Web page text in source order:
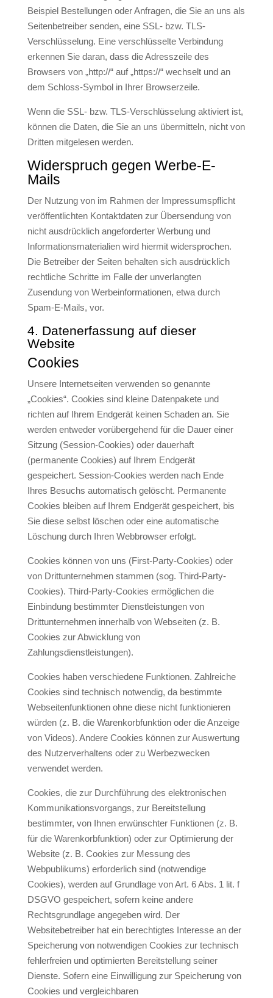
Beispiel Bestellungen oder Anfragen, die Sie an uns als
Seitenbetreiber senden, eine SSL- bzw. TLS-
Verschlüsselung. Eine verschlüsselte Verbindung
erkennen Sie daran, dass die Adresszeile des
Browsers von „http://“ auf „https://“ wechselt und an
dem Schloss-Symbol in Ihrer Browserzeile.
Wenn die SSL- bzw. TLS-Verschlüsselung aktiviert ist,
können die Daten, die Sie an uns übermitteln, nicht von
Dritten mitgelesen werden.
Widerspruch gegen Werbe-E-
Mails
Der Nutzung von im Rahmen der Impressumspflicht
veröffentlichten Kontaktdaten zur Übersendung von
nicht ausdrücklich angeforderter Werbung und
Informationsmaterialien wird hiermit widersprochen.
Die Betreiber der Seiten behalten sich ausdrücklich
rechtliche Schritte im Falle der unverlangten
Zusendung von Werbeinformationen, etwa durch
Spam-E-Mails, vor.
4. Datenerfassung auf dieser
Website
Cookies
Unsere Internetseiten verwenden so genannte
„Cookies“. Cookies sind kleine Datenpakete und
richten auf Ihrem Endgerät keinen Schaden an. Sie
werden entweder vorübergehend für die Dauer einer
Sitzung (Session-Cookies) oder dauerhaft
(permanente Cookies) auf Ihrem Endgerät
gespeichert. Session-Cookies werden nach Ende
Ihres Besuchs automatisch gelöscht. Permanente
Cookies bleiben auf Ihrem Endgerät gespeichert, bis
Sie diese selbst löschen oder eine automatische
Löschung durch Ihren Webbrowser erfolgt.
Cookies können von uns (First-Party-Cookies) oder
von Drittunternehmen stammen (sog. Third-Party-
Cookies). Third-Party-Cookies ermöglichen die
Einbindung bestimmter Dienstleistungen von
Drittunternehmen innerhalb von Webseiten (z. B.
Cookies zur Abwicklung von
Zahlungsdienstleistungen).
Cookies haben verschiedene Funktionen. Zahlreiche
Cookies sind technisch notwendig, da bestimmte
Webseitenfunktionen ohne diese nicht funktionieren
würden (z. B. die Warenkorbfunktion oder die Anzeige
von Videos). Andere Cookies können zur Auswertung
des Nutzerverhaltens oder zu Werbezwecken
verwendet werden.
Cookies, die zur Durchführung des elektronischen
Kommunikationsvorgangs, zur Bereitstellung
bestimmter, von Ihnen erwünschter Funktionen (z. B.
für die Warenkorbfunktion) oder zur Optimierung der
Website (z. B. Cookies zur Messung des
Webpublikums) erforderlich sind (notwendige
Cookies), werden auf Grundlage von Art. 6 Abs. 1 lit. f
DSGVO gespeichert, sofern keine andere
Rechtsgrundlage angegeben wird. Der
Websitebetreiber hat ein berechtigtes Interesse an der
Speicherung von notwendigen Cookies zur technisch
fehlerfreien und optimierten Bereitstellung seiner
Dienste. Sofern eine Einwilligung zur Speicherung von
Cookies und vergleichbaren